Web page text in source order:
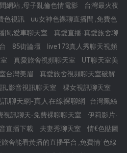
網站 ,母子亂倫色情電影
台灣最火夜
色視訊
uu女神色裸聊直播間 ,免費色
間,愛車聊天室
真愛直播-真愛旅舍聊
85街論壇
live173真人秀聊天視頻
真愛旅舍視頻聊天室
UT聊天室美
台灣美眉
真愛旅舍視頻聊天室破解
,影音視訊聊天室
祼女視訊聊天室
聊天網-真人在線裸聊網
台灣黑絲
視訊聊天-免費裸聊聊天室
伊莉影片-
直播下載 夫妻秀聊天室
情€色貼圖
舍能看黃播的直播平台 ,免費情˙色線